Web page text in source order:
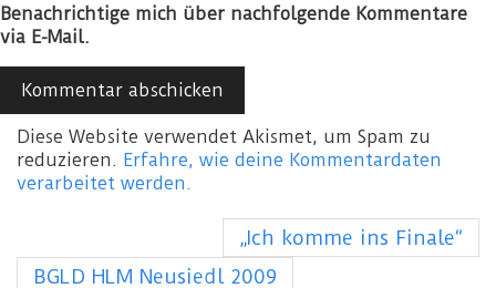
Benachrichtige mich über nachfolgende Kommentare
via E-Mail.
Diese Website verwendet Akismet, um Spam zu
reduzieren. Erfahre, wie deine Kommentardaten
verarbeitet werden.
„Ich komme ins Finale“
BGLD HLM Neusiedl 2009